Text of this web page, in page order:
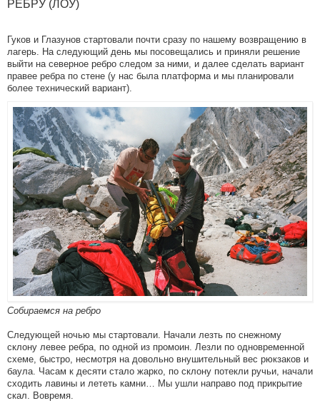
РЕБРУ (ЛОУ)
Гуков и Глазунов стартовали почти сразу по нашему возвращению в
лагерь. На следующий день мы посовещались и приняли решение
выйти на северное ребро следом за ними, и далее сделать вариант
правее ребра по стене (у нас была платформа и мы планировали
более технический вариант).
Собираемся на ребро
Следующей ночью мы стартовали. Начали лезть по снежному
склону левее ребра, по одной из промоин. Лезли по одновременной
схеме, быстро, несмотря на довольно внушительный вес рюкзаков и
баула. Часам к десяти стало жарко, по склону потекли ручьи, начали
сходить лавины и лететь камни… Мы ушли направо под прикрытие
скал. Вовремя.